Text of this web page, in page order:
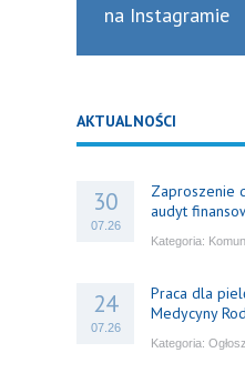
na Instagramie
AKTUALNOŚCI
30
07.26
Zaproszenie
audyt
Kategoria:
24
07.26
Praca dla
Medycyny
Kategoria: